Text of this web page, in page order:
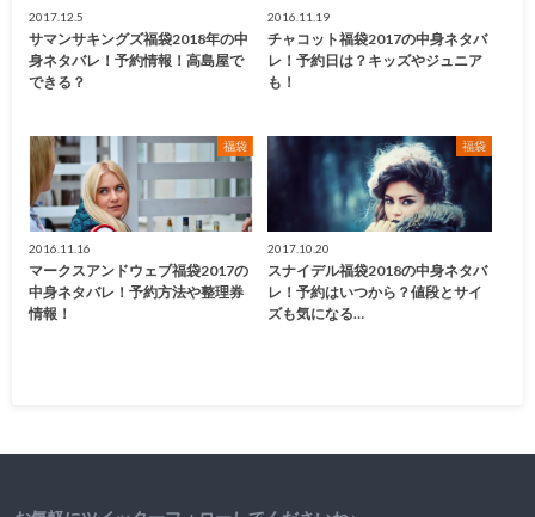
2017.12.5
サマンサキングズ福袋2018年の中
身ネタバレ！予約情報！高島屋で
できる？
2016.11.19
チャコット福袋2017の中身ネタバ
レ！予約日は？キッズやジュニア
も！
福袋
2016.11.16
マークスアンドウェブ福袋2017の
中身ネタバレ！予約方法や整理券
情報！
福袋
2017.10.20
スナイデル福袋2018の中身ネタバ
レ！予約はいつから？値段とサイ
ズも気になる…